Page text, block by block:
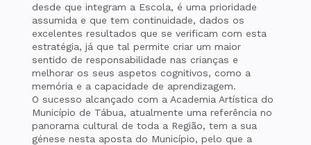
desde que integram a Escola, é uma prioridade
assumida e que tem continuidade, dados os
excelentes resultados que se verificam com esta
estratégia, já que tal permite criar um maior
sentido de responsabilidade nas crianças e
melhorar os seus aspetos cognitivos, como a
memória e a capacidade de aprendizagem.
O sucesso alcançado com a Academia Artística do
Município de Tábua, atualmente uma referência no
panorama cultural de toda a Região, tem a sua
génese nesta aposta do Município, pelo que a